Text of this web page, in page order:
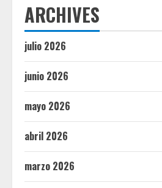
ARCHIVES
julio 2026
junio 2026
mayo 2026
abril 2026
marzo 2026